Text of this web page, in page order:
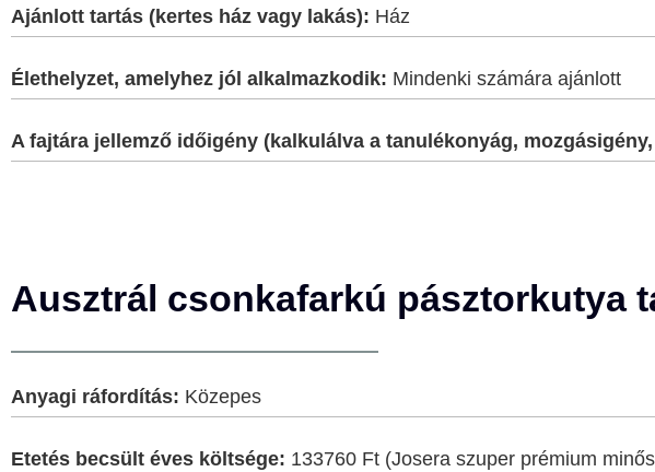
Ajánlott tartás (kertes ház vagy lakás): Ház
Élethelyzet, amelyhez jól alkalmazkodik: Mindenki számára ajánlott
A fajtára jellemző időigény (kalkulálva a tanulékonyág,
Ausztrál csonkafarkú pásztorkutya
Anyagi ráfordítás: Közepes
Etetés becsült éves költsége: 133760 Ft (Josera szuper prémium